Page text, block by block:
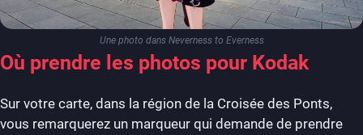
Une photo dans Neverness to Everness
Où prendre les photos pour Kodak
Sur votre carte, dans la région de la Croisée des Ponts,
vous remarquerez un marqueur qui demande de prendre